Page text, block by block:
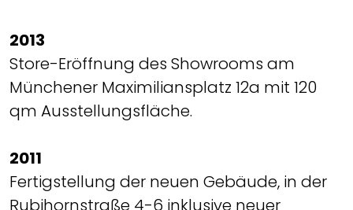
2013
Store-Eröffnung des Showrooms am
Münchener Maximiliansplatz 12a mit 120
qm Ausstellungsfläche.
2011
Fertigstellung der neuen Gebäude, in der
Rubihornstraße 4-6 inklusive neuer